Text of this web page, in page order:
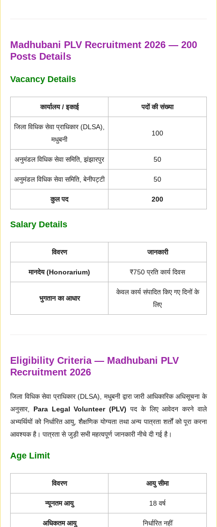
Madhubani PLV Recruitment 2026 — 200
Posts Details
Vacancy Details
कार्यालय / इकाई पदों की संख्या
जिला विधिक सेवा प्राधिकार (DLSA),
मधुबनी
100
अनुमंडल विधिक सेवा समिति, झंझारपुर 50
अनुमंडल विधिक सेवा समिति, बेनीपट्टी 50
कुल पद 200
Salary Details
विवरण जानकारी
मानदेय (Honorarium) ₹750 प्रति कार्य दिवस
भुगतान का आधार
केवल कार्य संपादित किए गए दिनों के
लिए
Eligibility Criteria — Madhubani PLV
Recruitment 2026
जिला विधिक सेवा प्राधिकार (DLSA), मधुबनी द्वारा जारी आधिकारिक अधिसूचना के
अनुसार, Para Legal Volunteer (PLV) पद के लिए आवेदन करने वाले
अभ्यर्थियों को निर्धारित आयु, शैक्षणिक योग्यता तथा अन्य पात्रता शर्तों को पूरा करना
आवश्यक है। पात्रता से जुड़ी सभी महत्वपूर्ण जानकारी नीचे दी गई है।
Age Limit
विवरण आयु सीमा
न्यूनतम आयु 18 वर्ष
अधिकतम आयु निर्धारित नहीं